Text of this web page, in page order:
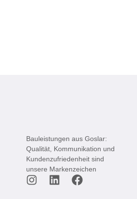
Bauleistungen aus Goslar:
Qualität, Kommunikation und
Kundenzufriedenheit sind
unsere Markenzeichen